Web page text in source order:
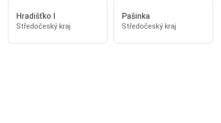
Hradišťko I
Středočeský kraj
Pašinka
Středočeský kraj